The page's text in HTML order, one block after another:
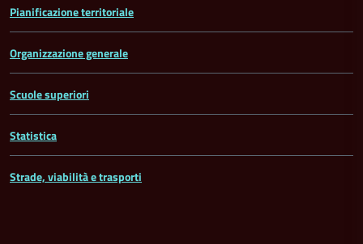
Pianificazione territoriale
Organizzazione generale
Scuole superiori
Statistica
Strade, viabilità e trasporti